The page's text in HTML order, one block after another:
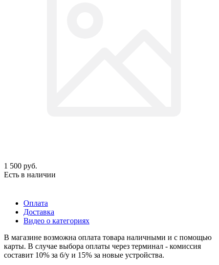
1 500 руб.
Есть в наличии
Оплата
Доставка
Видео о категориях
В магазине возможна оплата товара наличными и с помощью
карты. В случае выбора оплаты через терминал - комиссия
составит 10% за б/у и 15% за новые устройства.